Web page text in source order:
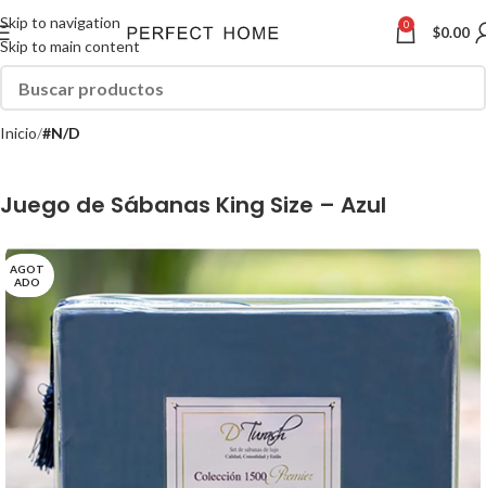
Skip to navigation
Skip to main content
0 $0.00
Inicio #N/D
Juego de Sábanas King Size – Azul
AGOT
ADO